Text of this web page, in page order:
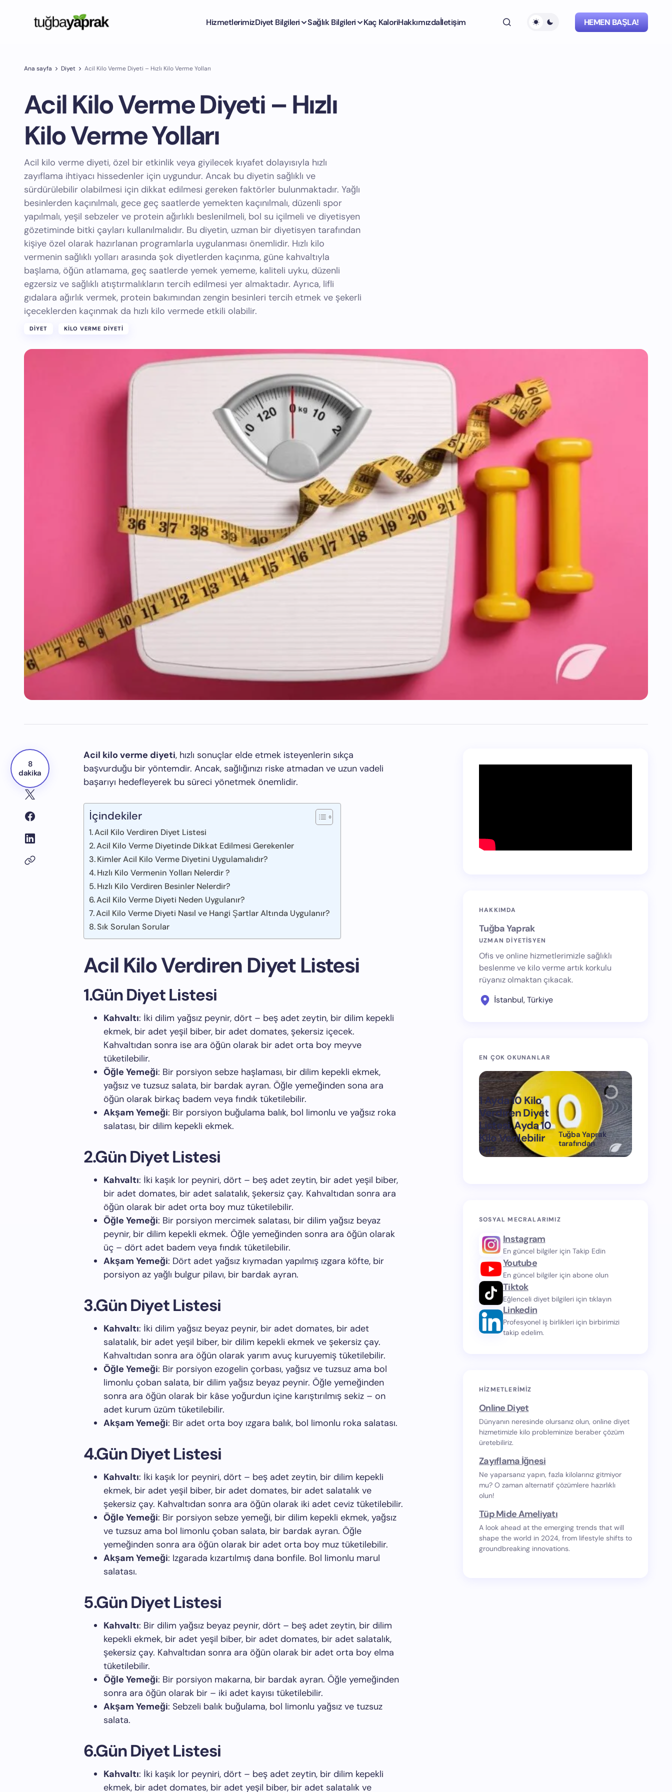
HizmetlerimizDiyet Bilgileri Sağlık Bilgileri Kaç KaloriHakkımızdaİletişim HEMEN BAŞLA!
Ana sayfa Diyet Acil Kilo Verme Diyeti – Hızlı Kilo Verme Yolları
Acil Kilo Verme Diyeti – Hızlı
Kilo Verme Yolları
Acil kilo verme diyeti, özel bir etkinlik veya giyilecek kıyafet dolayısıyla hızlı
zayıflama ihtiyacı hissedenler için uygundur. Ancak bu diyetin sağlıklı ve
sürdürülebilir olabilmesi için dikkat edilmesi gereken faktörler bulunmaktadır. Yağlı
besinlerden kaçınılmalı, gece geç saatlerde yemekten kaçınılmalı, düzenli spor
yapılmalı, yeşil sebzeler ve protein ağırlıklı beslenilmeli, bol su içilmeli ve diyetisyen
gözetiminde bitki çayları kullanılmalıdır. Bu diyetin, uzman bir diyetisyen tarafından
kişiye özel olarak hazırlanan programlarla uygulanması önemlidir. Hızlı kilo
vermenin sağlıklı yolları arasında şok diyetlerden kaçınma, güne kahvaltıyla
başlama, öğün atlamama, geç saatlerde yemek yememe, kaliteli uyku, düzenli
egzersiz ve sağlıklı atıştırmalıkların tercih edilmesi yer almaktadır. Ayrıca, lifli
gıdalara ağırlık vermek, protein bakımından zengin besinleri tercih etmek ve şekerli
içeceklerden kaçınmak da hızlı kilo vermede etkili olabilir.
DIYET KILO VERME DIYETI
8
dakika
Acil kilo verme diyeti, hızlı sonuçlar elde etmek isteyenlerin sıkça
başvurduğu bir yöntemdir. Ancak, sağlığınızı riske atmadan ve uzun vadeli
başarıyı hedefleyerek bu süreci yönetmek önemlidir.
İçindekiler
Acil Kilo Verdiren Diyet Listesi
Acil Kilo Verme Diyetinde Dikkat Edilmesi Gerekenler
Kimler Acil Kilo Verme Diyetini Uygulamalıdır?
Hızlı Kilo Vermenin Yolları Nelerdir ?
Hızlı Kilo Verdiren Besinler Nelerdir?
Acil Kilo Verme Diyeti Neden Uygulanır?
Acil Kilo Verme Diyeti Nasıl ve Hangi Şartlar Altında Uygulanır?
Sık Sorulan Sorular
Acil Kilo Verdiren Diyet Listesi
1.Gün Diyet Listesi
Kahvaltı: İki dilim yağsız peynir, dört – beş adet zeytin, bir dilim kepekli
ekmek, bir adet yeşil biber, bir adet domates, şekersiz içecek.
Kahvaltıdan sonra ise ara öğün olarak bir adet orta boy meyve
tüketilebilir.
Öğle Yemeği: Bir porsiyon sebze haşlaması, bir dilim kepekli ekmek,
yağsız ve tuzsuz salata, bir bardak ayran. Öğle yemeğinden sona ara
öğün olarak birkaç badem veya fındık tüketilebilir.
Akşam Yemeği: Bir porsiyon buğulama balık, bol limonlu ve yağsız roka
salatası, bir dilim kepekli ekmek.
2.Gün Diyet Listesi
Kahvaltı: İki kaşık lor peyniri, dört – beş adet zeytin, bir adet yeşil biber,
bir adet domates, bir adet salatalık, şekersiz çay. Kahvaltıdan sonra ara
öğün olarak bir adet orta boy muz tüketilebilir.
Öğle Yemeği: Bir porsiyon mercimek salatası, bir dilim yağsız beyaz
peynir, bir dilim kepekli ekmek. Öğle yemeğinden sonra ara öğün olarak
üç – dört adet badem veya fındık tüketilebilir.
Akşam Yemeği: Dört adet yağsız kıymadan yapılmış ızgara köfte, bir
porsiyon az yağlı bulgur pilavı, bir bardak ayran.
3.Gün Diyet Listesi
Kahvaltı: İki dilim yağsız beyaz peynir, bir adet domates, bir adet
salatalık, bir adet yeşil biber, bir dilim kepekli ekmek ve şekersiz çay.
Kahvaltıdan sonra ara öğün olarak yarım avuç kuruyemiş tüketilebilir.
Öğle Yemeği: Bir porsiyon ezogelin çorbası, yağsız ve tuzsuz ama bol
limonlu çoban salata, bir dilim yağsız beyaz peynir. Öğle yemeğinden
sonra ara öğün olarak bir kâse yoğurdun içine karıştırılmış sekiz – on
adet kurum üzüm tüketilebilir.
Akşam Yemeği: Bir adet orta boy ızgara balık, bol limonlu roka salatası.
4.Gün Diyet Listesi
Kahvaltı: İki kaşık lor peyniri, dört – beş adet zeytin, bir dilim kepekli
ekmek, bir adet yeşil biber, bir adet domates, bir adet salatalık ve
şekersiz çay. Kahvaltıdan sonra ara öğün olarak iki adet ceviz tüketilebilir.
Öğle Yemeği: Bir porsiyon sebze yemeği, bir dilim kepekli ekmek, yağsız
ve tuzsuz ama bol limonlu çoban salata, bir bardak ayran. Öğle
yemeğinden sonra ara öğün olarak bir adet orta boy muz tüketilebilir.
Akşam Yemeği: Izgarada kızartılmış dana bonfile. Bol limonlu marul
salatası.
5.Gün Diyet Listesi
Kahvaltı: Bir dilim yağsız beyaz peynir, dört – beş adet zeytin, bir dilim
kepekli ekmek, bir adet yeşil biber, bir adet domates, bir adet salatalık,
şekersiz çay. Kahvaltıdan sonra ara öğün olarak bir adet orta boy elma
tüketilebilir.
Öğle Yemeği: Bir porsiyon makarna, bir bardak ayran. Öğle yemeğinden
sonra ara öğün olarak bir – iki adet kayısı tüketilebilir.
Akşam Yemeği: Sebzeli balık buğulama, bol limonlu yağsız ve tuzsuz
salata.
6.Gün Diyet Listesi
Kahvaltı: İki kaşık lor peyniri, dört – beş adet zeytin, bir dilim kepekli
ekmek, bir adet domates, bir adet yeşil biber, bir adet salatalık ve
HAKKIMDA
Tuğba Yaprak
UZMAN DİYETİSYEN
Ofis ve online hizmetlerimizle sağlıklı
beslenme ve kilo verme artık korkulu
rüyanız olmaktan çıkacak.
İstanbul, Türkiye
EN ÇOK OKUNANLAR
1 Ayda 10 Kilo
Verdiren Diyet
Listesi, Ayda 10
Kilo Verilebilir
Mi?
Tuğba Yaprak
tarafından
on
Mart 11, 2024
SOSYAL MECRALARIMIZ
Instagram
En güncel bilgiler için Takip Edin
Youtube
En güncel bilgiler için abone olun
Tiktok
Eğlenceli diyet bilgileri için tıklayın
Linkedin
Profesyonel iş birlikleri için birbirimizi
takip edelim.
HIZMETLERIMIZ
Online Diyet
Dünyanın neresinde olursanız olun, online diyet
hizmetimizle kilo probleminize beraber çözüm
üretebiliriz.
Zayıflama İğnesi
Ne yaparsanız yapın, fazla kilolarınız gitmiyor
mu? O zaman alternatif çözümlere hazırlıklı
olun!
Tüp Mide Ameliyatı
A look ahead at the emerging trends that will
shape the world in 2024, from lifestyle shifts to
groundbreaking innovations.